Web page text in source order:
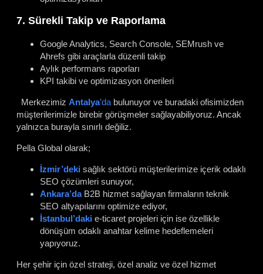
7. Sürekli Takip ve Raporlama
Google Analytics, Search Console, SEMrush ve
Ahrefs gibi araçlarla düzenli takip
Aylık performans raporları
KPI takibi ve optimizasyon önerileri
Merkezimiz Antalya’da bulunuyor ve buradaki ofisimizden
müşterilerimizle birebir görüşmeler sağlayabiliyoruz. Ancak
yalnızca burayla sınırlı değiliz.
Pella Global olarak;
İzmir’deki sağlık sektörü müşterilerimize içerik odaklı
SEO çözümleri sunuyor,
Ankara’daB2B hizmet sağlayan firmaların teknik
SEO altyapılarını optimize ediyor,
İstanbul’daki e-ticaret projeleri için ise özellikle
dönüşüm odaklı anahtar kelime hedeflemeleri
yapıyoruz.
Her şehir için özel strateji, özel analiz ve özel hizmet